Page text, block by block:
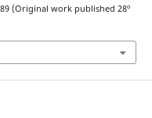
(Original work published 28º